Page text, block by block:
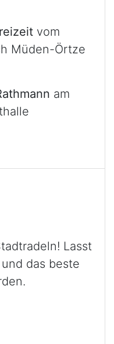
vom
Müden-Örtze
am
Lasst
das beste